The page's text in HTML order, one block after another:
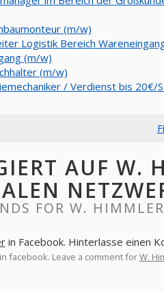
(m/w)
Logistik Bereich
(m/w)
(m/w)
/ Verdienst bis 20€/
AUF W.
FOR W.
in Facebook. Hinterlasse einen
facebook. Leave a comment forW.